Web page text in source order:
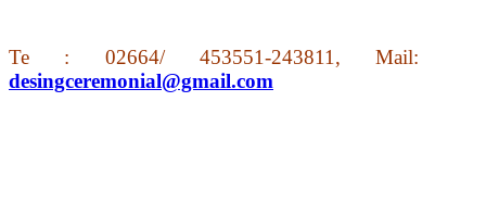
Te : 02664/ 453551-243811, Mail:
desingceremonial@gmail.com